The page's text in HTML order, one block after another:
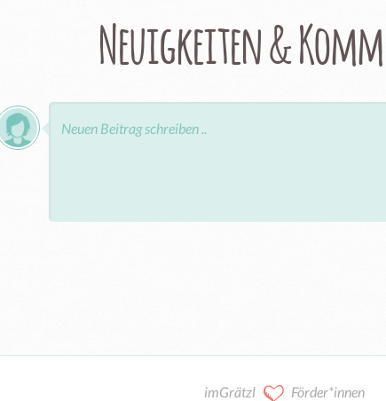
Neuigkeiten &
imGrätzl Förder*innen